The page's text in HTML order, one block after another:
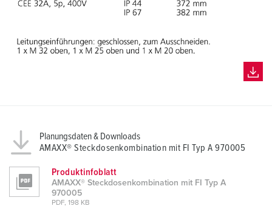
h
Planungsdaten & Downloads
AMAXX® Steckdosenkombination mit FI Typ A 970005
Produktinfoblatt
AMAXX® Steckdosenkombination mit FI Typ A
970005
PDF, 198 KB